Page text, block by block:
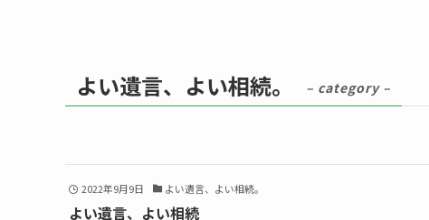
よい遺言、よい相続。 – category –
2022年9月9日 よい遺言、よい相続。
よい遺言、よい相続